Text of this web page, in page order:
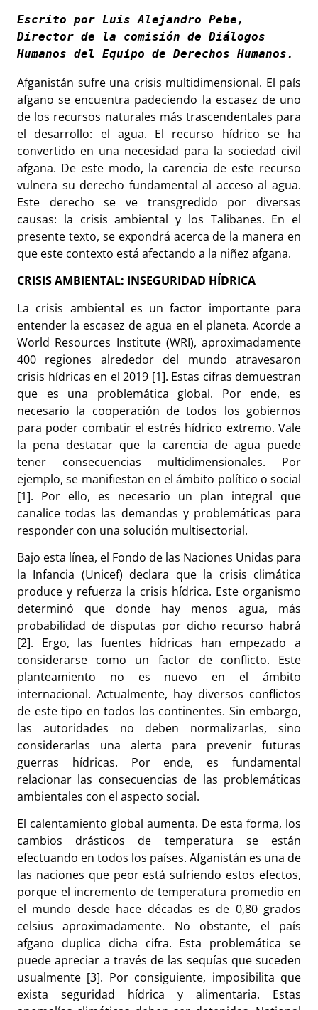
Escrito por Luis Alejandro Pebe,
Director de la comisión de Diálogos
Humanos del Equipo de Derechos Humanos.
Afganistán sufre una crisis multidimensional. El país
afgano se encuentra padeciendo la escasez de uno
de los recursos naturales más trascendentales para
el desarrollo: el agua. El recurso hídrico se ha
convertido en una necesidad para la sociedad civil
afgana. De este modo, la carencia de este recurso
vulnera su derecho fundamental al acceso al agua.
Este derecho se ve transgredido por diversas
causas: la crisis ambiental y los Talibanes. En el
presente texto, se expondrá acerca de la manera en
que este contexto está afectando a la niñez afgana.
CRISIS AMBIENTAL: INSEGURIDAD HÍDRICA
La crisis ambiental es un factor importante para
entender la escasez de agua en el planeta. Acorde a
World Resources Institute (WRI), aproximadamente
400 regiones alrededor del mundo atravesaron
crisis hídricas en el 2019 [1]. Estas cifras demuestran
que es una problemática global. Por ende, es
necesario la cooperación de todos los gobiernos
para poder combatir el estrés hídrico extremo. Vale
la pena destacar que la carencia de agua puede
tener consecuencias multidimensionales. Por
ejemplo, se manifiestan en el ámbito político o social
[1]. Por ello, es necesario un plan integral que
canalice todas las demandas y problemáticas para
responder con una solución multisectorial.
Bajo esta línea, el Fondo de las Naciones Unidas para
la Infancia (Unicef)declara que la crisis climática
produce y refuerza la crisis hídrica. Este organismo
determinó que donde hay menos agua, más
probabilidad de disputas por dicho recurso habrá
[2]. Ergo, las fuentes hídricas han empezado a
considerarse como un factor de conflicto. Este
planteamiento no es nuevo en el ámbito
internacional. Actualmente, hay diversos conflictos
de este tipo en todos los continentes. Sin embargo,
las autoridades no deben normalizarlas, sino
considerarlas una alerta para prevenir futuras
guerras hídricas. Por ende, es fundamental
relacionar las consecuencias de las problemáticas
ambientales con el aspecto social.
El calentamiento global aumenta. De esta forma, los
cambios drásticos de temperatura se están
efectuando en todos los países. Afganistán es una de
las naciones que peor está sufriendo estos efectos,
porque el incremento de temperatura promedio en
el mundo desde hace décadas es de 0,80 grados
celsius aproximadamente. No obstante, el país
afgano duplica dicha cifra. Esta problemática se
puede apreciar a través de las sequías que suceden
usualmente [3]. Por consiguiente, imposibilita que
exista seguridad hídrica y alimentaria. Estas